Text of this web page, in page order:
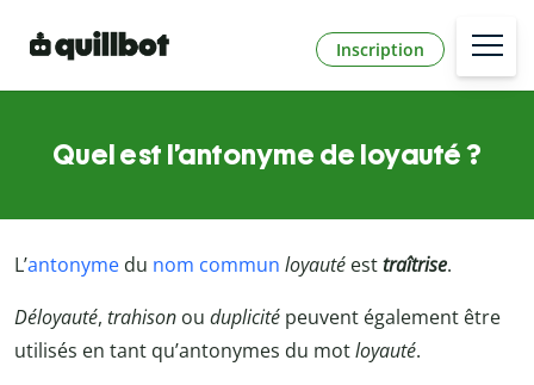
Inscription
Quel est l’antonyme de loyauté ?
L’antonyme du nom commun loyauté esttraîtrise.
Déloyauté, trahison ou duplicité peuvent également être
utilisés en tant qu’antonymes du motloyauté.